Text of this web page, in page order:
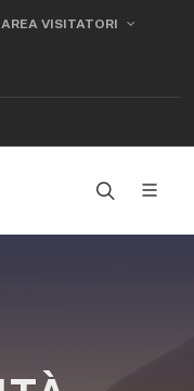
AREA VISITATORI